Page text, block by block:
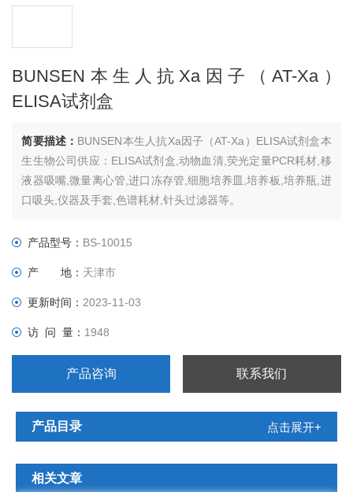
BUNSEN本生人抗Xa因子（AT-Xa）
ELISA试剂盒
简要描述： BUNSEN本生人抗Xa因子（AT-Xa）ELISA试剂盒本
生生物公司供应：ELISA试剂盒,动物血清,荧光定量PCR耗材,移
液器吸嘴,微量离心管,进口冻存管,细胞培养皿,培养板,培养瓶,进
口吸头,仪器及手套,色谱耗材,针头过滤器等。
产品型号： BS-10015
产 地： 天津市
更新时间：2023-11-03
访 问 量： 1948
产品咨询 联系我们
产品目录 点击展开+
相关文章